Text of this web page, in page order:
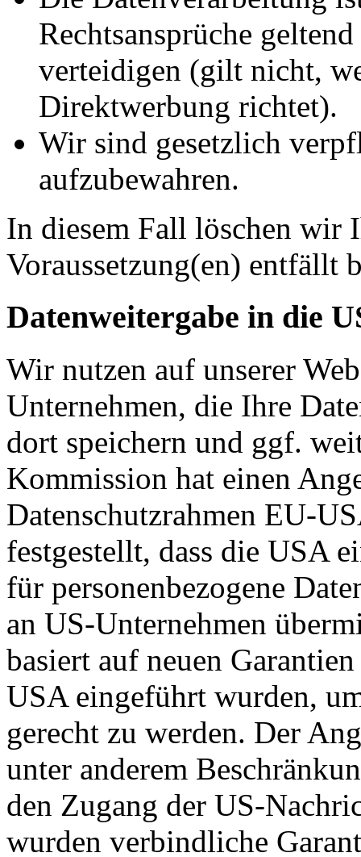
Rechtsansprüche
verteidigen (gilt nicht,
Direktwerbung richtet).
Wir sind gesetzlich
aufzubewahren.
In diesem Fall löschen wir
Voraussetzung(en) entfällt
Datenweitergabe in die
Wir nutzen auf unserer
Unternehmen, die Ihre
dort speichern und ggf.
Kommission hat einen
Datenschutzrahmen EU-
festgestellt, dass die USA
für personenbezogene
an US-Unternehmen
basiert auf neuen
USA eingeführt wurden,
gerecht zu werden. Der
unter anderem
den Zugang der US-
wurden verbindliche